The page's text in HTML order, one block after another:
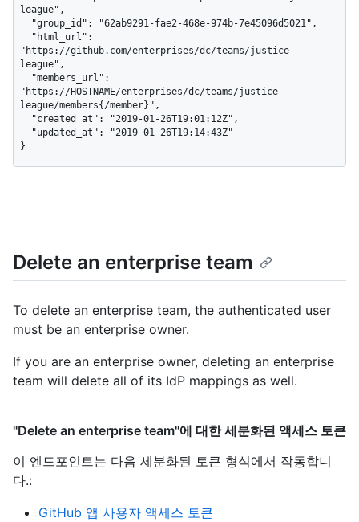
league",
"https://github.com/enterprises/dc/teams/justice-
league",
"https://HOSTNAME/enterprises/dc/teams/justice-
league/members{/member}",
}
Delete an enterprise team
To delete an enterprise team, the authenticated user
must be an enterprise owner.
If you are an enterprise owner, deleting an enterprise
team will delete all of its IdP mappings as well.
"Delete an enterprise team"에 대한 세분화된 액세스 토큰
이 엔드포인트는 다음 세분화된 토큰 형식에서 작동합니
다.:
GitHub 앱 사용자 액세스 토큰